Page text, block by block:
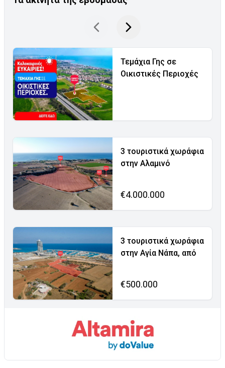
Τεμάχια Γης σε
Οικιστικές Περιοχές
3 τουριστικά χωράφια
στην Αλαμινό
€4.000.000
3 τουριστικά χωράφια
στην Αγία Νάπα, από
€500.000